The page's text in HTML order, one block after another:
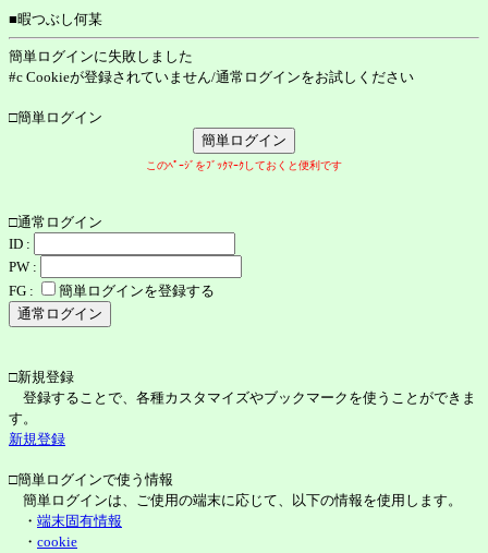
■暇つぶし何某
簡単ログインに失敗しました
#c Cookieが登録されていません/通常ログインをお試しください
□簡単ログイン
このﾍﾟｰｼﾞをﾌﾞｯｸﾏｰｸしておくと便利です
□通常ログイン
ID :
PW :
FG :
簡単ログインを登録する
□新規登録
登録することで、各種カスタマイズやブックマークを使うことができま
す。
新規登録
□簡単ログインで使う情報
簡単ログインは、ご使用の端末に応じて、以下の情報を使用します。
・ 端末固有情報
・ cookie